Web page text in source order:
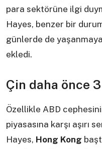
para sektörüne ilgi
Hayes, benzer bir
günlerde de
ekledi.
Çin daha önce
Özellikle ABD
piyasasına karşı aşırı
Hayes, Hong Kong